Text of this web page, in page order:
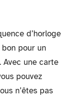
d’horloge
pour un
une carte
pouvez
n’êtes pas